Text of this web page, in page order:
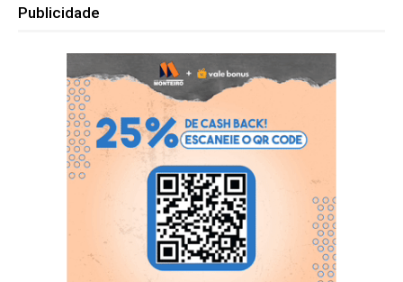
Publicidade